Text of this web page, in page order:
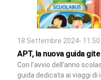
18 Settembre 2024- 11:50
APT, la nuova guida
Con l’avvio dell’anno
guida dedicata ai viaggi di